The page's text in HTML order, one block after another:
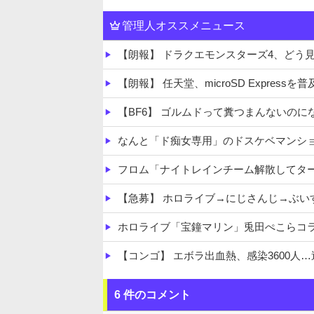
管理人オススメニュース
【朗報】 ドラクエモンスターズ4、どう
【朗報】 任天堂、microSD Expressを
【BF6】 ゴルムドって糞つまんないの
なんと「ド痴女専用」のドスケベマンシ
フロム「ナイトレインチーム解散して
【急募】 ホロライブ→にじさんじ→ぶい
ホロライブ「宝鐘マリン」兎田ぺこらコラボに協力！ホロ夏ア
【コンゴ】 エボラ出血熱、感染3600人
6 件のコメント